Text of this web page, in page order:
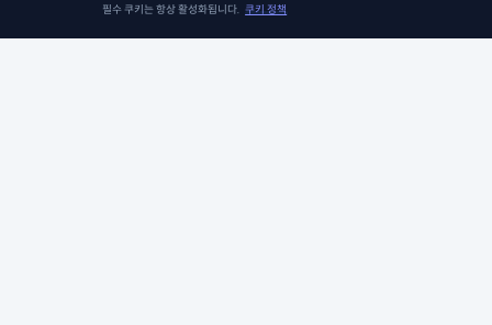
필수 쿠키는 항상 활성화됩니다. 쿠키 정책